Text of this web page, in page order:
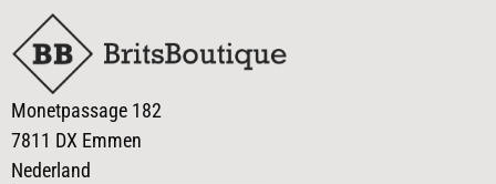
Monetpassage 182
7811 DX Emmen
Nederland